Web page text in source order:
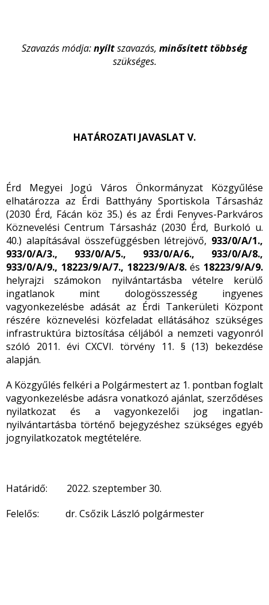
Szavazás módja:nyíltszavazás, minősített többség
szükséges.
HATÁROZATI JAVASLAT V.
Érd Megyei Jogú Város Önkormányzat Közgyűlése
elhatározza az Érdi Batthyány Sportiskola Társasház
(2030 Érd, Fácán köz 35.) és az Érdi Fenyves-Parkváros
Köznevelési Centrum Társasház (2030 Érd, Burkoló u.
40.) alapításával összefüggésben létrejövő, 933/0/A/1.,
933/0/A/3.,
933/0/A/5., 933/0/A/6.,
933/0/A/8.,
933/0/A/9., 18223/9/A/7., 18223/9/A/8.és 18223/9/A/9.
helyrajzi számokon nyilvántartásba vételre kerülő
ingatlanok mint dologösszesség ingyenes
vagyonkezelésbe adását az Érdi Tankerületi Központ
részére köznevelési közfeladat ellátásához szükséges
infrastruktúra biztosítása céljából a nemzeti vagyonról
szóló 2011. évi CXCVI. törvény 11. § (13) bekezdése
alapján.
A Közgyűlés felkéri a Polgármestert az 1. pontban foglalt
vagyonkezelésbe adásra vonatkozó ajánlat, szerződéses
nyilatkozat és a vagyonkezelői jog ingatlan-
nyilvántartásba történő bejegyzéshez szükséges egyéb
jognyilatkozatok megtételére.
Határidő: 2022. szeptember 30.
Felelős: dr. Csőzik László polgármester